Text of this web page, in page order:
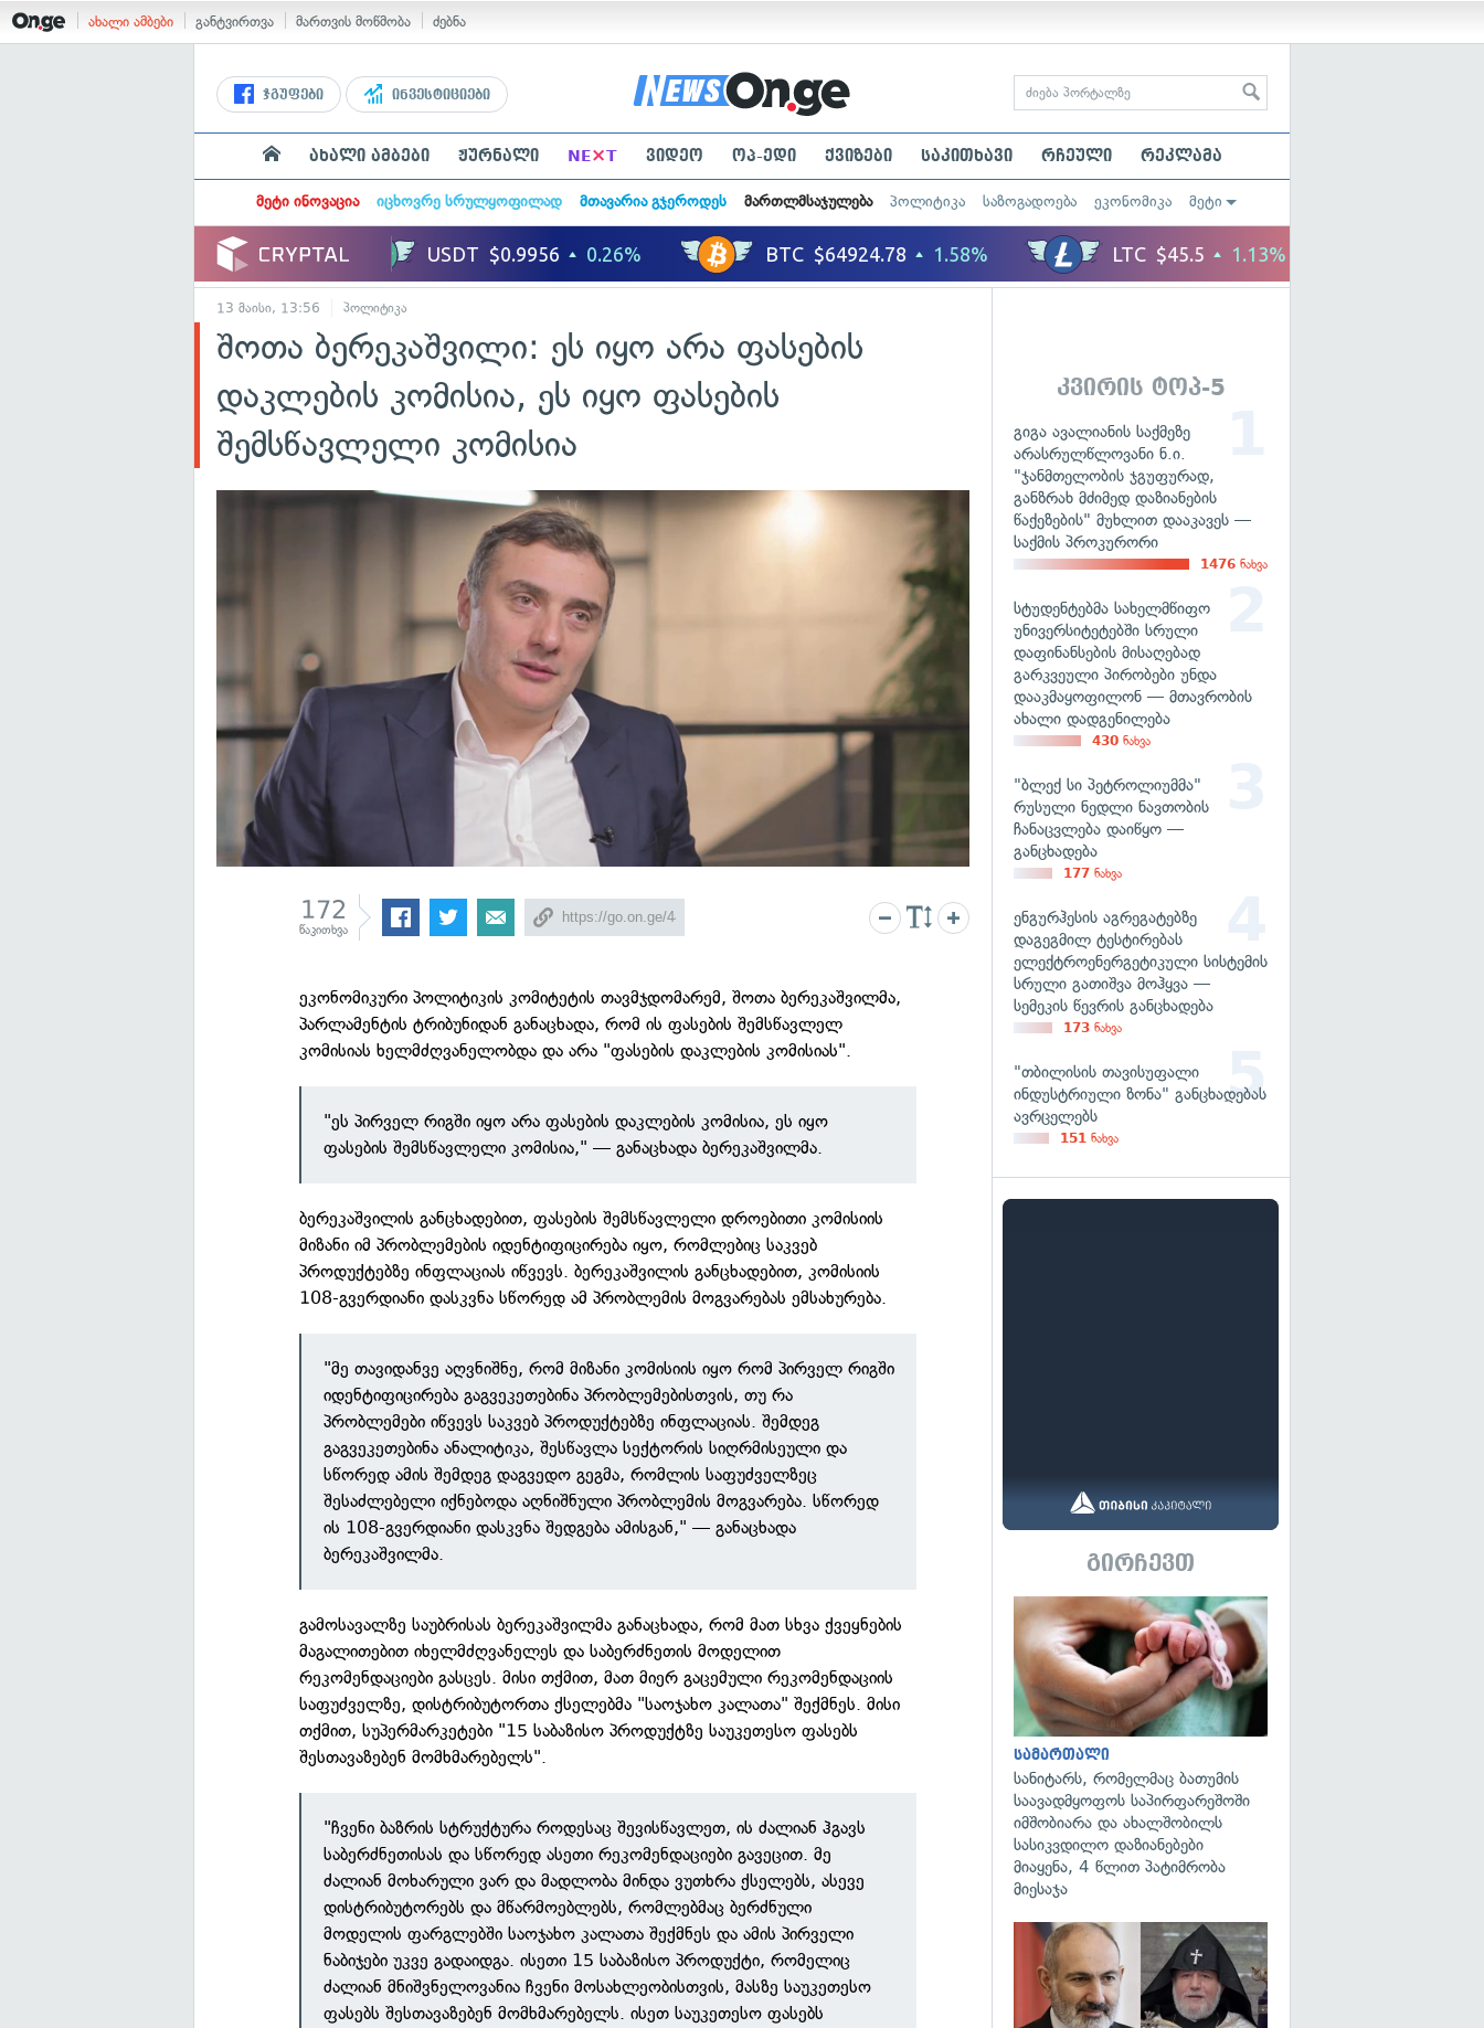
ახალი ამბები განტვირთვა მართვის მოწმობა ძებნა
ჯგუფები ინვესტიციები
ახალი ამბები ჟურნალი NE×T ვიდეო ოპ-ედი ქვიზები საკითხავი რჩეული რეკლამა
მეტი ინოვაცია იცხოვრე სრულყოფილად მთავარია გჯეროდეს მართლმსაჯულება პოლიტიკა საზოგადოება ეკონომიკა მეტი
13 მაისი, 13:56 პოლიტიკა
შოთა ბერეკაშვილი: ეს იყო არა ფასების
დაკლების კომისია, ეს იყო ფასების
შემსწავლელი კომისია
172
წაკითხვა
ეკონომიკური პოლიტიკის კომიტეტის თავმჯდომარემ, შოთა ბერეკაშვილმა,
პარლამენტის ტრიბუნიდან განაცხადა, რომ ის ფასების შემსწავლელ
კომისიას ხელმძღვანელობდა და არა "ფასების დაკლების კომისიას".
"ეს პირველ რიგში იყო არა ფასების დაკლების კომისია, ეს იყო
ფასების შემსწავლელი კომისია," — განაცხადა ბერეკაშვილმა.
ბერეკაშვილის განცხადებით, ფასების შემსწავლელი დროებითი კომისიის
მიზანი იმ პრობლემების იდენტიფიცირება იყო, რომლებიც საკვებ
პროდუქტებზე ინფლაციას იწვევს. ბერეკაშვილის განცხადებით, კომისიის
108-გვერდიანი დასკვნა სწორედ ამ პრობლემის მოგვარებას ემსახურება.
"მე თავიდანვე აღვნიშნე, რომ მიზანი კომისიის იყო რომ პირველ რიგში
იდენტიფიცირება გაგვეკეთებინა პრობლემებისთვის, თუ რა
პრობლემები იწვევს საკვებ პროდუქტებზე ინფლაციას. შემდეგ
გაგვეკეთებინა ანალიტიკა, შესწავლა სექტორის სიღრმისეული და
სწორედ ამის შემდეგ დაგვედო გეგმა, რომლის საფუძველზეც
შესაძლებელი იქნებოდა აღნიშნული პრობლემის მოგვარება. სწორედ
ის 108-გვერდიანი დასკვნა შედგება ამისგან," — განაცხადა
ბერეკაშვილმა.
გამოსავალზე საუბრისას ბერეკაშვილმა განაცხადა, რომ მათ სხვა ქვეყნების
მაგალითებით იხელმძღვანელეს და საბერძნეთის მოდელით
რეკომენდაციები გასცეს. მისი თქმით, მათ მიერ გაცემული რეკომენდაციის
საფუძველზე, დისტრიბუტორთა ქსელებმა "საოჯახო კალათა" შექმნეს. მისი
თქმით, სუპერმარკეტები "15 საბაზისო პროდუქტზე საუკეთესო ფასებს
შესთავაზებენ მომხმარებელს".
"ჩვენი ბაზრის სტრუქტურა როდესაც შევისწავლეთ, ის ძალიან ჰგავს
საბერძნეთისას და სწორედ ასეთი რეკომენდაციები გავეცით. მე
ძალიან მოხარული ვარ და მადლობა მინდა ვუთხრა ქსელებს, ასევე
დისტრიბუტორებს და მწარმოებლებს, რომლებმაც ბერძნული
მოდელის ფარგლებში საოჯახო კალათა შექმნეს და ამის პირველი
ნაბიჯები უკვე გადაიდგა. ისეთი 15 საბაზისო პროდუქტი, რომელიც
ძალიან მნიშვნელოვანია ჩვენი მოსახლეობისთვის, მასზე საუკეთესო
ფასებს შესთავაზებენ მომხმარებელს. ისეთ საუკეთესო ფასებს
კვირის ტოპ-5
გიგა ავალიანის საქმეზე
არასრულწლოვანი ნ.ი.
"ჯანმთელობის ჯგუფურად,
განზრახ მძიმედ დაზიანების
წაქეზების" მუხლით დააკავეს —
საქმის პროკურორი
1476 ნახვა
სტუდენტებმა სახელმწიფო
უნივერსიტეტებში სრული
დაფინანსების მისაღებად
გარკვეული პირობები უნდა
დააკმაყოფილონ — მთავრობის
ახალი დადგენილება
430 ნახვა
"ბლექ სი პეტროლიუმმა"
რუსული ნედლი ნავთობის
ჩანაცვლება დაიწყო —
განცხადება
177 ნახვა
ენგურჰესის აგრეგატებზე
დაგეგმილ ტესტირებას
ელექტროენერგეტიკული სისტემის
სრული გათიშვა მოჰყვა —
სემეკის წევრის განცხადება
173 ნახვა
"თბილისის თავისუფალი
ინდუსტრიული ზონა" განცხადებას
ავრცელებს
151 ნახვა
გირჩევთ
სამართალი
სანიტარს, რომელმაც ბათუმის
საავადმყოფოს საპირფარეშოში
იმშობიარა და ახალშობილს
სასიკვდილო დაზიანებები
მიაყენა, 4 წლით პატიმრობა
მიესაჯა